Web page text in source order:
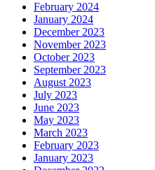
February 2024
January 2024
December 2023
November 2023
October 2023
September 2023
August 2023
July 2023
June 2023
May 2023
March 2023
February 2023
January 2023